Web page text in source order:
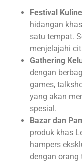
Festival
hidangan
satu tempat.
menjelajahi
Gathering
dengan
games,
yang akan
spesial.
Bazar dan
produk khas
hampers
dengan orang